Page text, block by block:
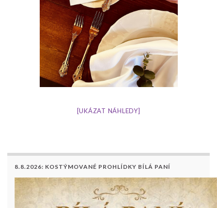
[UKÁZAT NÁHLEDY]
8.8.2026: KOSTÝMOVANÉ PROHLÍDKY BÍLÁ PANÍ